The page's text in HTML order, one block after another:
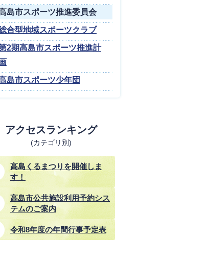
島市スポーツ推進委員会
合型地域スポーツクラブ
2期高島市スポーツ推進計
島市スポーツ少年団
アクセスランキング
(カテゴリ別)
高島くるまつりを開催しま
す！
高島市公共施設利用予約シス
テムのご案内
令和8年度の年間行事予定表